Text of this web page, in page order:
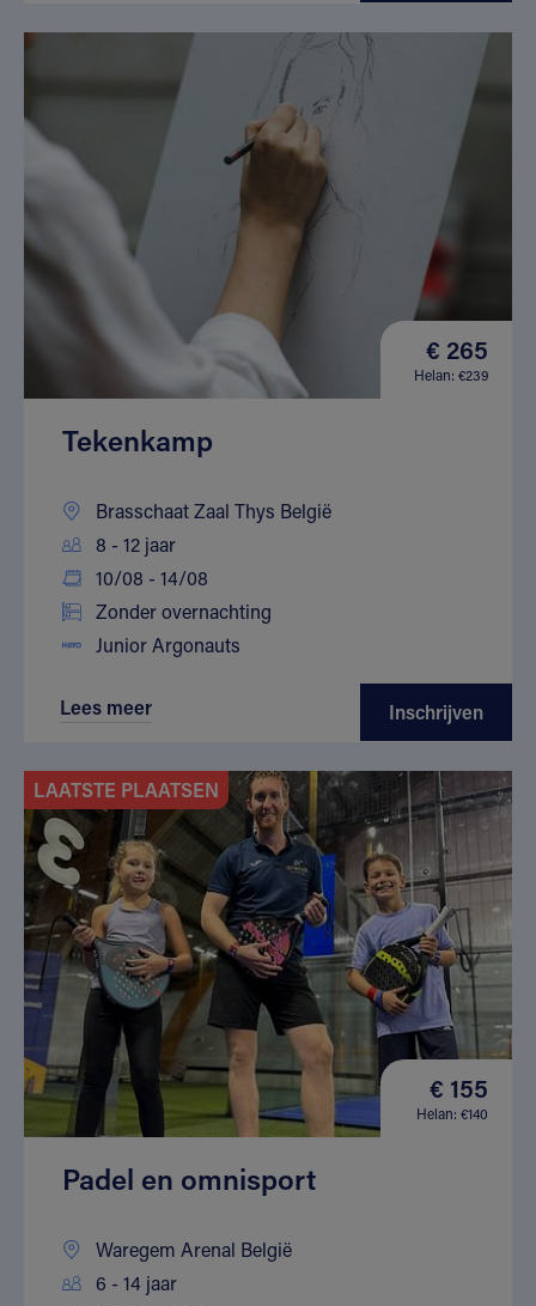
€ 265
Helan: €239
Tekenkamp
Brasschaat Zaal Thys België
8 - 12 jaar
10/08 - 14/08
Zonder overnachting
Junior Argonauts
Lees meer Inschrijven
LAATSTE PLAATSEN
€ 155
Helan: €140
Padel en omnisport
Waregem Arenal België
6 - 14 jaar